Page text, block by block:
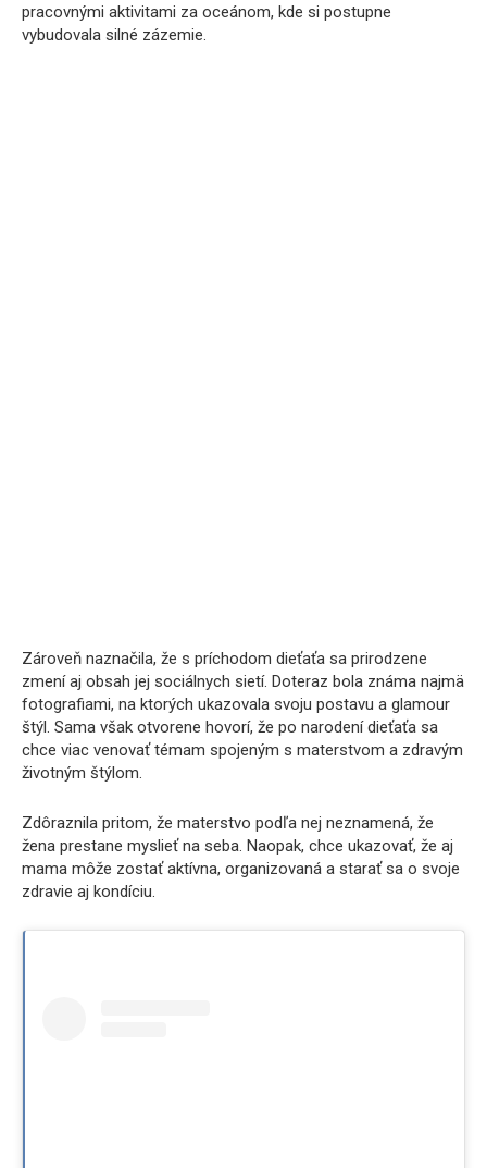
pracovnými aktivitami za oceánom, kde si postupne
vybudovala silné zázemie.
Zároveň naznačila, že s príchodom dieťaťa sa prirodzene
zmení aj obsah jej sociálnych sietí. Doteraz bola známa najmä
fotografiami, na ktorých ukazovala svoju postavu a glamour
štýl. Sama však otvorene hovorí, že po narodení dieťaťa sa
chce viac venovať témam spojeným s materstvom a zdravým
životným štýlom.
Zdôraznila pritom, že materstvo podľa nej neznamená, že
žena prestane myslieť na seba. Naopak, chce ukazovať, že aj
mama môže zostať aktívna, organizovaná a starať sa o svoje
zdravie aj kondíciu.